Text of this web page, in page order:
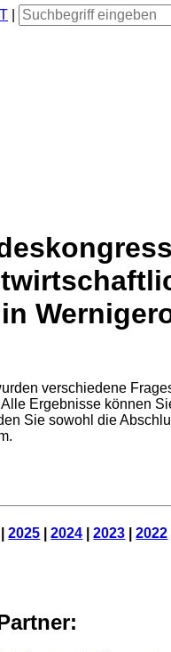
verschiedene
Ergebnisse können
Sie sowohl die
|2025 |2024 |2023 |2022